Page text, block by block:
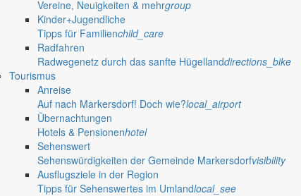
Vereine, Neuigkeiten & mehrgroup
Kinder+Jugendliche
Tipps für Familienchild_care
Radfahren
Radwegenetz durch das sanfte Hügellanddirections_bike
Tourismus
Anreise
Auf nach Markersdorf! Doch wie?local_airport
Übernachtungen
Hotels & Pensionenhotel
Sehenswert
Sehenswürdigkeiten der Gemeinde Markersdorfvisibility
Ausflugsziele in der Region
Tipps für Sehenswertes im Umlandlocal_see
sieben Ortschaftenterrain
Flächenangaben & mehr
der Gemeinde Markersdorf
Markersdorfrestore
Lebensphoto_camera
Ansprechpartnerpanorama_fish_eye